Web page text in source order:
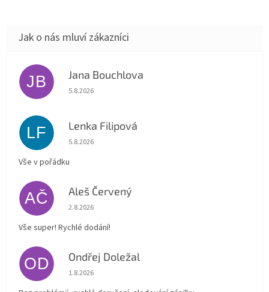
JB Jana Bouchlova
Hodnocení obchodu je 5 z 5 hvězdiček.
5.8.2026
LF Lenka Filipová
Hodnocení obchodu je 5 z 5 hvězdiček.
5.8.2026
Vše v pořádku
AČ Aleš Červený
Hodnocení obchodu je 5 z 5 hvězdiček.
2.8.2026
Vše super! Rychlé dodání!
OD Ondřej Doležal
Hodnocení obchodu je 5 z 5 hvězdiček.
1.8.2026